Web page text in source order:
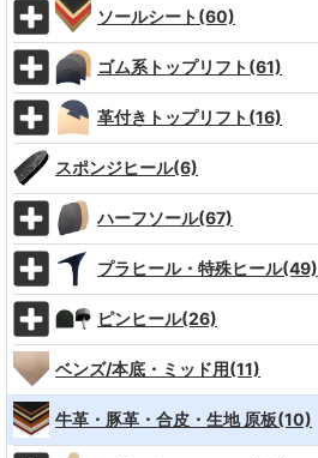
ソールシート(60)
ゴム系トップリフト(61)
革付きトップリフト(16)
スポンジヒール(6)
ハーフソール(67)
プラヒール・特殊ヒール(49)
ピンヒール(26)
ベンズ/本底・ミッド用(11)
牛革・豚革・合皮・生地 原板(10)